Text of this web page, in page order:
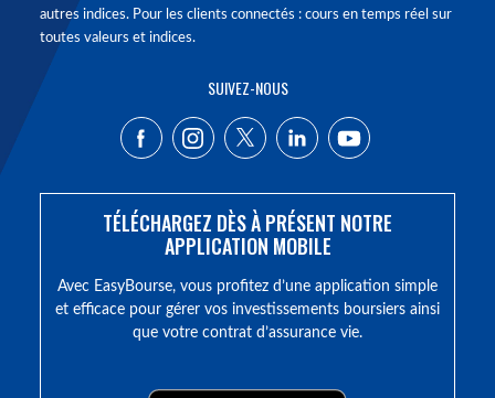
autres indices. Pour les clients connectés : cours en temps réel sur
toutes valeurs et indices.
SUIVEZ-NOUS
TÉLÉCHARGEZ DÈS À PRÉSENT NOTRE
APPLICATION MOBILE
Avec EasyBourse, vous profitez d’une application simple
et efficace pour gérer vos investissements boursiers ainsi
que votre contrat d’assurance vie.